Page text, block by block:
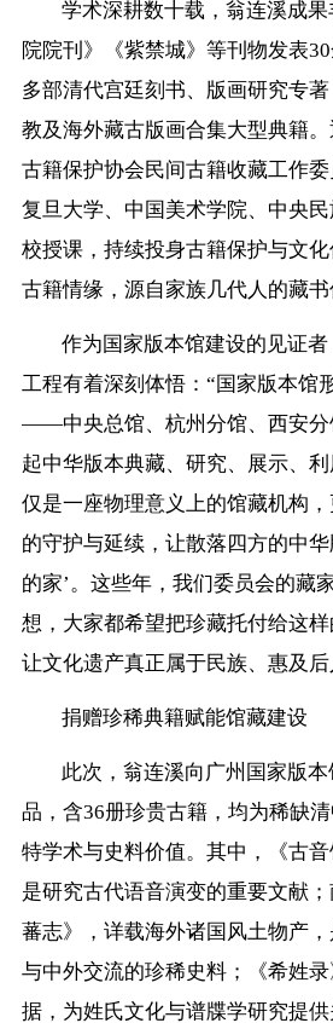
学术深耕数十载，翁连溪成
院院刊》《紫禁城》等刊物发表
多部清代宫廷刻书、版画研究专
教及海外藏古版画合集大型典籍
古籍保护协会民间古籍收藏工作
复旦大学、中国美术学院、中央
校授课，持续投身古籍保护与文
古籍情缘，源自家族几代人的藏书
作为国家版本馆建设的见证
工程有着深刻体悟：“国家版本馆
——中央总馆、杭州分馆、西安分
起中华版本典藏、研究、展示、
仅是一座物理意义上的馆藏机构
的守护与延续，让散落四方的中
的家’。这些年，我们委员会的藏
想，大家都希望把珍藏托付给这样
让文化遗产真正属于民族、惠及后
捐赠珍稀典籍赋能馆藏建设
此次，翁连溪向广州国家版
品，含36册珍贵古籍，均为稀缺
特学术与史料价值。其中，《古音
是研究古代语音演变的重要文献
蕃志》，详载海外诸国风土物产
与中外交流的珍稀史料；《希姓
据，为姓氏文化与谱牒学研究提供